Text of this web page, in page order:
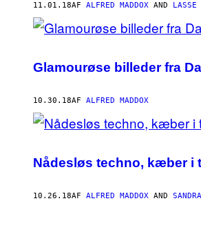
11.01.18AF ALFRED MADDOX AND LASSE
Glamourøse billeder fra
10.30.18AF ALFRED MADDOX
Nådesløs techno, kæber i
10.26.18AF ALFRED MADDOX AND